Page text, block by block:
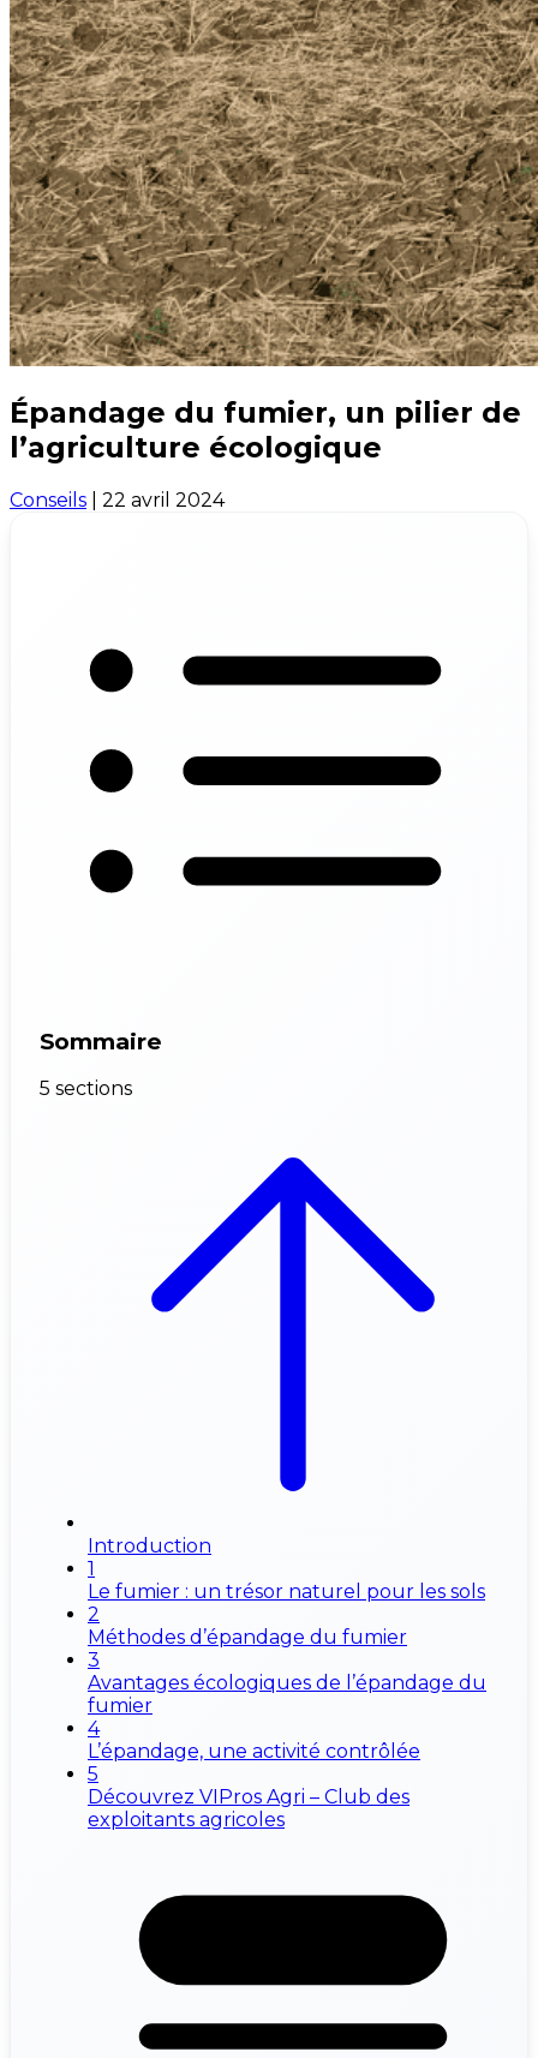
Épandage du fumier, un pilier de
l’agriculture écologique
Conseils 22 avril 2024
Sommaire
5 sections
Introduction
1
Le fumier : un trésor naturel pour les sols
2
Méthodes d’épandage du fumier
3
Avantages écologiques de l’épandage du
fumier
4
L’épandage, une activité contrôlée
5
Découvrez VIPros Agri – Club des
exploitants agricoles